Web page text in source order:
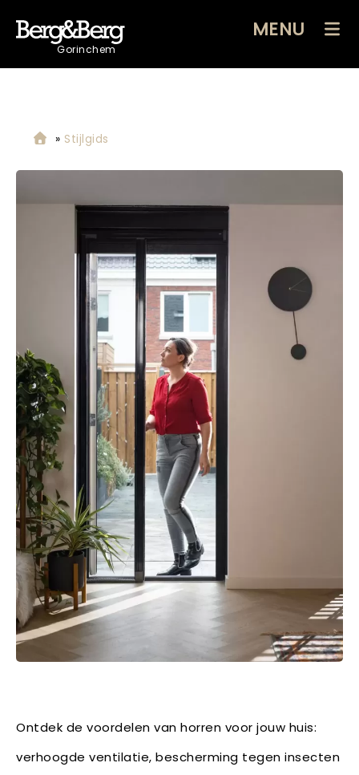
Gorinchem
MENU
» Stijlgids
Ontdek de voordelen van horren voor jouw huis:
verhoogde ventilatie, bescherming tegen insecten